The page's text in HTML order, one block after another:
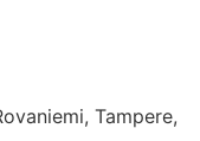
Tampere,